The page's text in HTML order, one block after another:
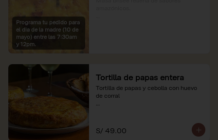
Programa tu pedido para
el dia de la madre (10 de
mayo) entre las 7:30am
y 12pm.
Tortilla de papas entera
Tortilla de papas y cebolla con huevo
de corral
S/ 49.00